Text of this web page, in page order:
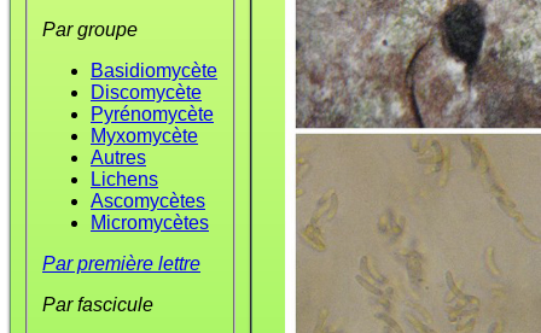
Par groupe
Basidiomycète
Discomycète
Pyrénomycète
Myxomycète
Autres
Lichens
Ascomycètes
Micromycètes
Par première lettre
Par fascicule